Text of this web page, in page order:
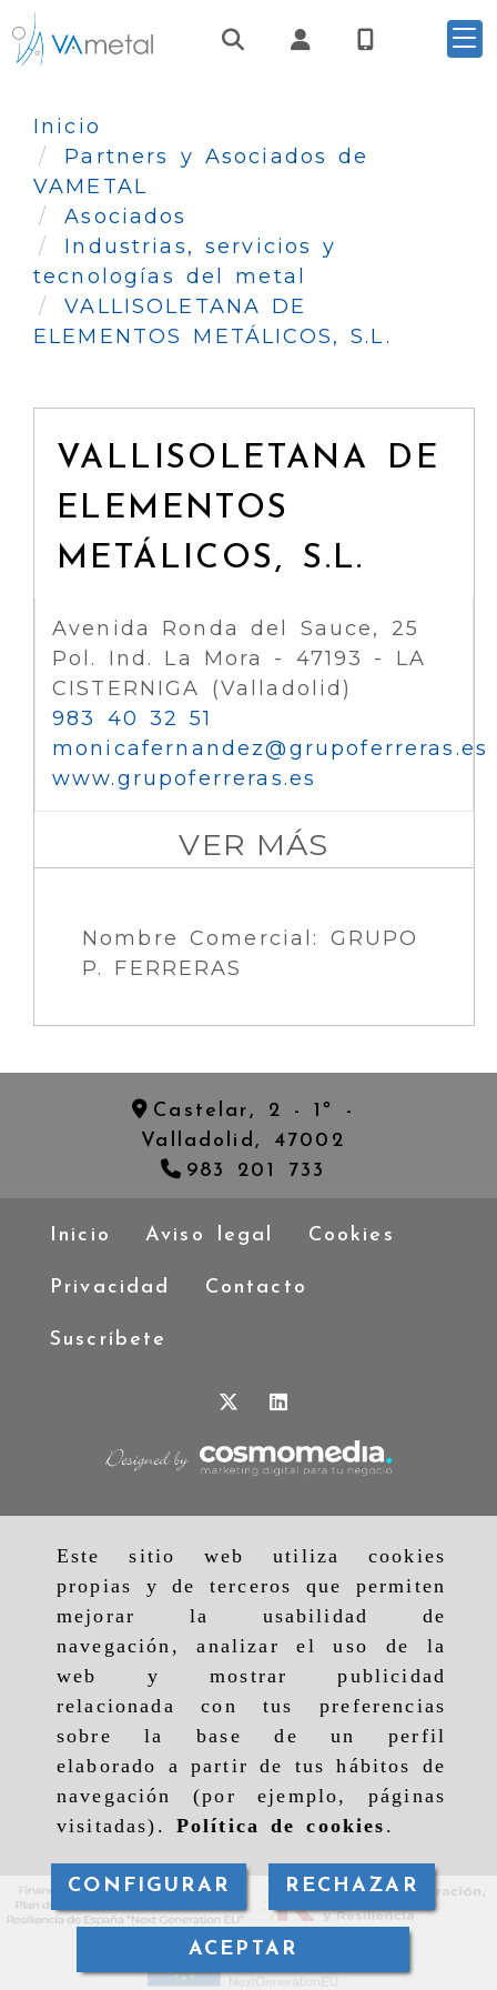
Este sitio web utiliza cookies
propias y de terceros que permiten
mejorar la usabilidad de
navegación, analizar el uso de la
web y mostrar publicidad
relacionada con tus preferencias
sobre la base de un perfil
elaborado a partir de tus hábitos de
navegación (por ejemplo, páginas
visitadas). Política de cookies .
CONFIGURAR RECHAZAR
ACEPTAR
Identifícate
Inicio
Partners y Asociados de
VAMETAL
Asociados
Industrias, servicios y
tecnologías del metal
VALLISOLETANA DE
ELEMENTOS METÁLICOS, S.L.
VALLISOLETANA DE
ELEMENTOS
METÁLICOS, S.L.
Avenida Ronda del Sauce, 25
Pol. Ind. La Mora - 47193 - LA
CISTERNIGA (Valladolid)
983 40 32 51
monicafernandez
grupoferreras.es
www.grupoferreras.es
VER MÁS
Nombre Comercial: GRUPO
P. FERRERAS
Castelar, 2 - 1º -
Valladolid, 47002
983 201 733
Inicio Aviso legal Cookies
Privacidad Contacto
Suscríbete